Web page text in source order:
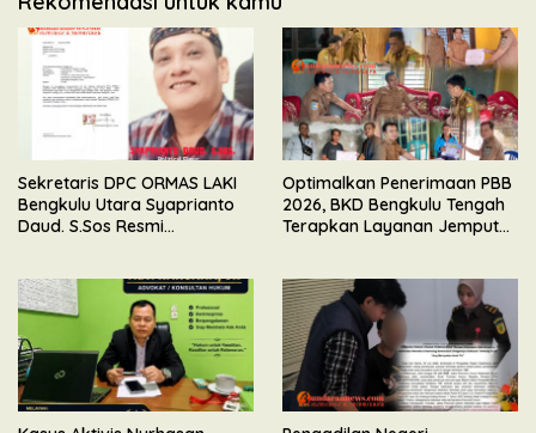
Sekretaris DPC ORMAS LAKI
Bengkulu Utara Syaprianto
Daud. S.Sos Resmi
Optimalkan Penerimaan PBB
2026, BKD Bengkulu Tengah
Terapkan Layanan Jemput